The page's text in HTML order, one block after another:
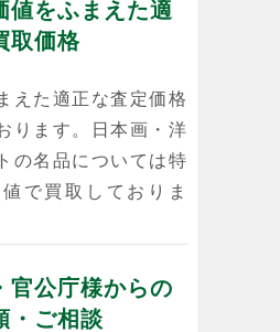
値をふまえた適
取価格
えた適正な査定価格
ります。日本画・洋
の名品については特
で買取しておりま
官公庁様からの
・ご相談